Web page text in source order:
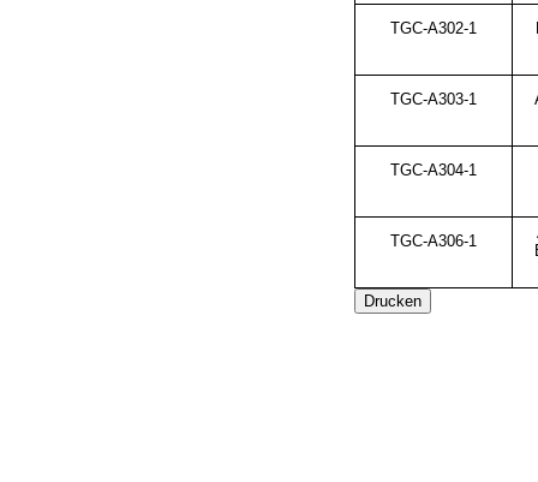
TGC-A302-1
TGC-A303-1
TGC-A304-1
TGC-A306-1
Drucken